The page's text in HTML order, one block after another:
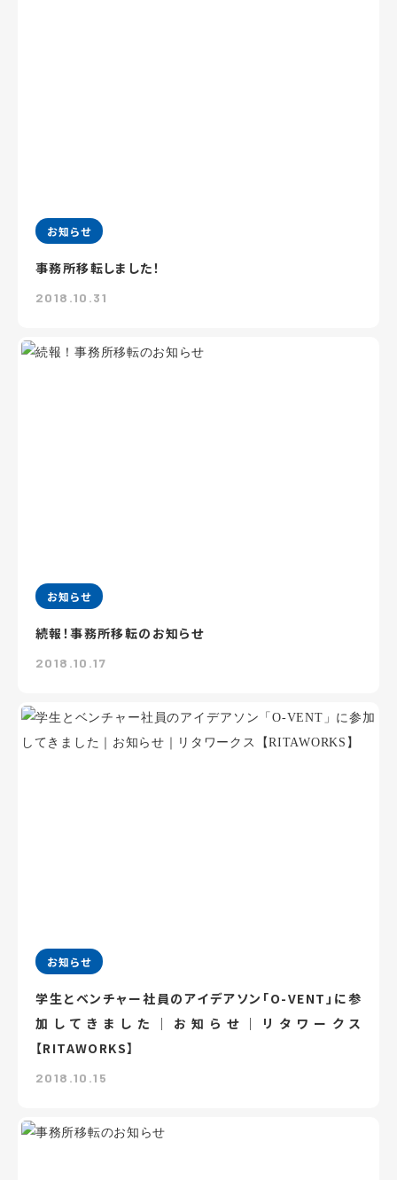
お知らせ
事務所移転しました！
2018.10.31
お知らせ
続報！事務所移転のお知らせ
2018.10.17
お知らせ
学生とベンチャー社員のアイデアソン「O-VENT」に参
加してきました｜お知らせ｜リタワークス
【RITAWORKS】
2018.10.15